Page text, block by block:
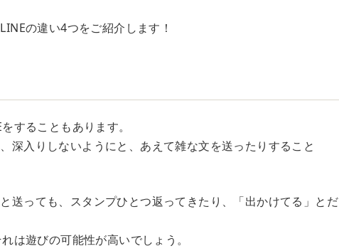
の違い4つをご紹介します！
することもあります。
深入りしないようにと、あえて雑な文を送ったりすること
送っても、スタンプひとつ返ってきたり、「出かけてる」とだ
は遊びの可能性が高いでしょう。